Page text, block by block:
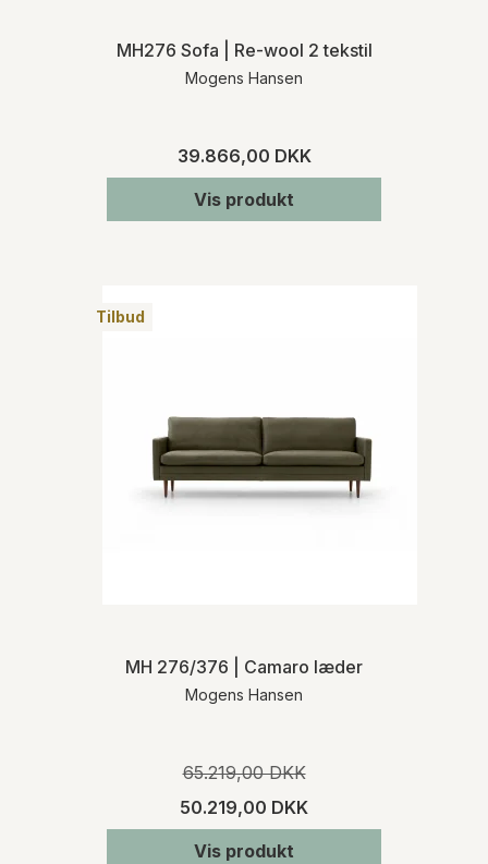
MH276 Sofa | Re-wool 2 tekstil
Mogens Hansen
39.866,00 DKK
Vis produkt
Tilbud
MH 276/376 | Camaro læder
Mogens Hansen
65.219,00 DKK
50.219,00 DKK
Vis produkt